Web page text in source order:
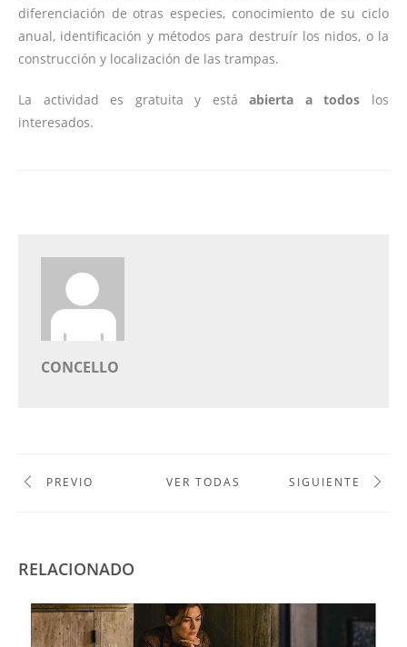
diferenciación de otras especies, conocimiento de su ciclo
anual, identificación y métodos para destruír los nidos, o la
construcción y localización de las trampas.
La actividad es gratuita y estáabierta a todos los
interesados.
CONCELLO
PREVIO VER TODAS SIGUIENTE
RELACIONADO